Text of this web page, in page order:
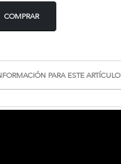
COMPRAR
PARA ESTE ARTÍCULO